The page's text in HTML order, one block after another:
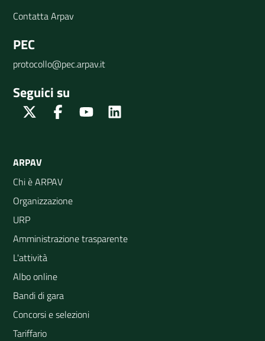
Contatta Arpav
PEC
protocollo@pec.arpav.it
Seguici su
Twitter FacebookYoutube
ARPAV
Chi è ARPAV
Organizzazione
URP
Amministrazione trasparente
L'attività
Albo online
Bandi di gara
Concorsi e selezioni
Tariffario